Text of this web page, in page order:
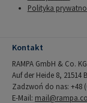
Polityka
Kontakt
RAMPA GmbH & Co. KG
Auf der Heide 8, 21514
Zadzwoń do nas: +48
E-Mail: